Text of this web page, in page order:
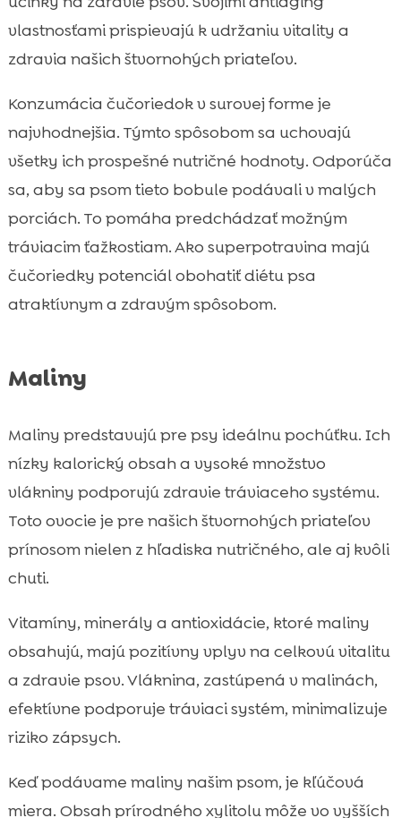
vlastnosťami prispievajú k udržaniu vitality a
zdravia našich štvornohých priateľov.
Konzumácia čučoriedok v surovej forme je
najvhodnejšia. Týmto spôsobom sa uchovajú
všetky ich prospešné nutričné hodnoty. Odporúča
sa, aby sa psom tieto bobule podávali v malých
porciách. To pomáha predchádzať možným
tráviacim ťažkostiam. Ako superpotravina majú
čučoriedky potenciál obohatiť diétu psa
atraktívnym a zdravým spôsobom.
Maliny
Maliny predstavujú pre psy ideálnu pochúťku. Ich
nízky kalorický obsah a vysoké množstvo
vlákniny podporujú zdravie tráviaceho systému.
Toto ovocie je pre našich štvornohých priateľov
prínosom nielen z hľadiska nutričného, ale aj kvôli
chuti.
Vitamíny, minerály a antioxidácie, ktoré maliny
obsahujú, majú pozitívny vplyv na celkovú vitalitu
a zdravie psov. Vláknina, zastúpená v malinách,
efektívne podporuje tráviaci systém, minimalizuje
riziko zápsych.
Keď podávame maliny našim psom, je kľúčová
miera. Obsah prírodného xylitolu môže vo vyšších